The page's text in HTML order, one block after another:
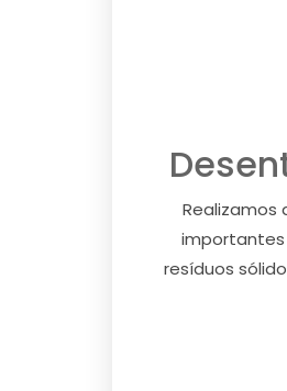
Realizamos
importantes
resíduos